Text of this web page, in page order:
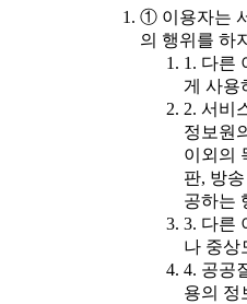
① 이용자는
의 행위를 하
1. 다른
게 사용
2. 서비
정보원
이외의
판, 방
공하는
3. 다른
나 중상
4. 공공
용의 정